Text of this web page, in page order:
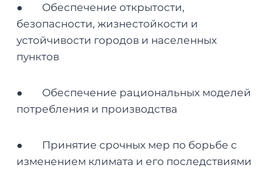
● Обеспечение открытости,
безопасности, жизнестойкости и
устойчивости городов и населенных
пунктов
● Обеспечение рациональных моделей
потребления и производства
● Принятие срочных мер по борьбе с
изменением климата и его последствиями